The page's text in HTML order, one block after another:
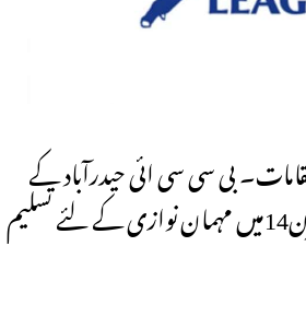
2021کے مقامات۔ بی سی سی ائی حیدرآباد کے
علاوہ دیگر شہرو ں کوسیزن14میں مہمان نوازی کے لئے تسلیم